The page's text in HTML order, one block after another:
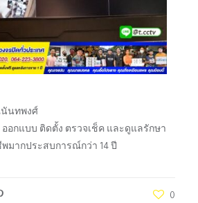
นทพงศ์
ออกแบบ ติดตั้ง ตรวจเช็ค และดูแลรักษา
มากประสบการณ์กว่า 14 ปี
0